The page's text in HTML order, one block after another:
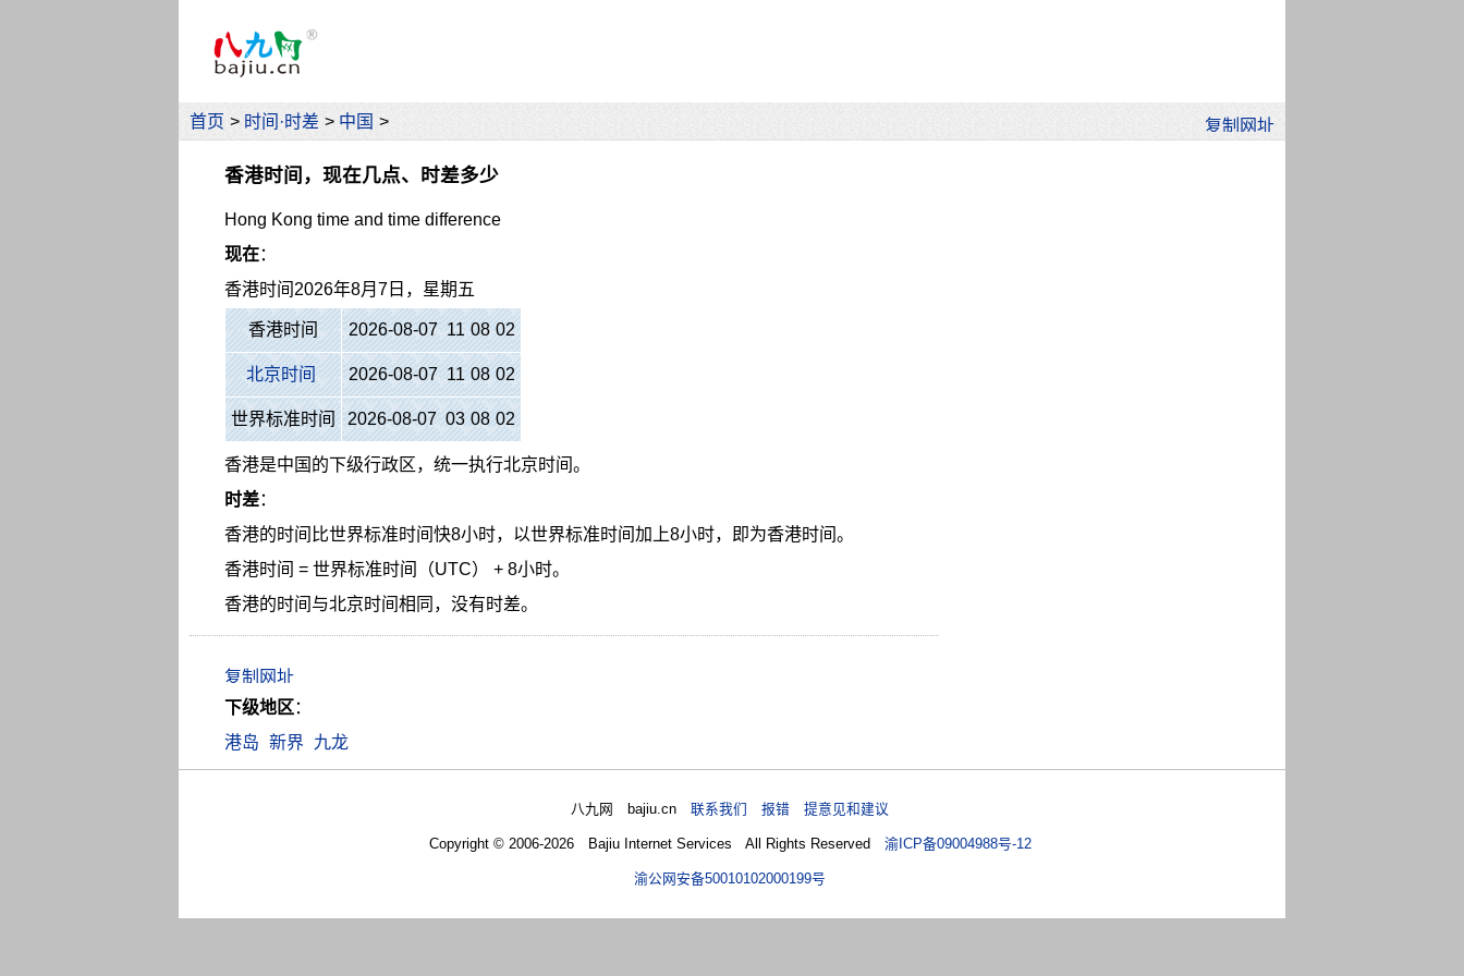
首页 > 时间·时差 > 中国 >
香港时间，现在几点、时差多少
Hong Kong time and time difference
现在：
香港时间 2026年8月7日，星期五
香港时间 2026-08-07 11 08: 03
北京时间 2026-08-07 11 08: 03
世界标准时间 2026-08-07 03 08 03
香港是中国的下级行政区，统一执行北京时间。
时差：
香港的时间比世界标准时间快8小时，以世界标准时间加上8小时，即为香港时间。
香港时间 = 世界标准时间（UTC） + 8小时。
香港的时间与北京时间相同，没有时差。
下级地区 ：
港岛 新界 九龙
八九网 bajiu.cn联系我们 报错 提意见和建议
Copyright © 2006-2026 Bajiu Internet Services All Rights Reserved 渝ICP备09004988号-12
渝公网安备50010102000199号